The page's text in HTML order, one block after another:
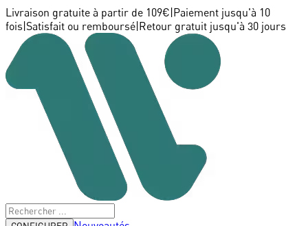
Livraison gratuite à partir de 109€ Paiement jusqu'à 10
fois Satisfait ou remboursé Retour gratuit jusqu'à 30 jours